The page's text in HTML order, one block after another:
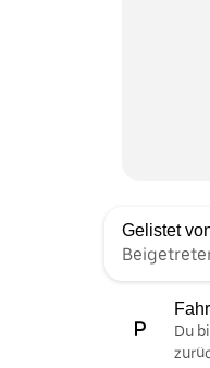
Gelistet
Du